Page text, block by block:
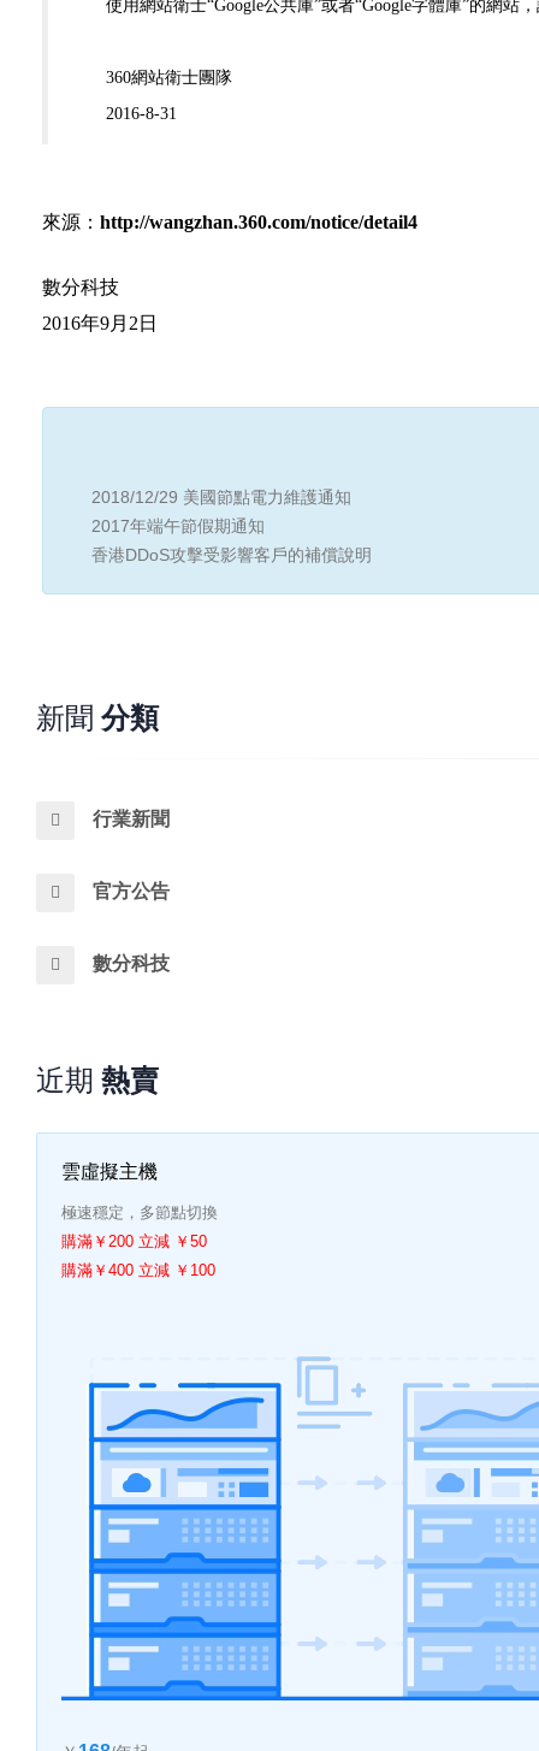
使用網站衛士“Google公共庫”或者“Google字體庫”的網站
360網站衛士團隊
2016-8-31
來源： http://wangzhan.360.com/notice/detail4
數分科技
2016年9月2日
2018/12/29 美國節點電力維護通知
2017年端午節假期通知
香港DDoS攻擊受影響客戶的補償說明
新聞 分類
行業新聞
官方公告
數分科技
近期 熱賣
雲虛擬主機
極速穩定，多節點切換
購滿￥200 立減 ￥50
購滿￥400 立減 ￥100